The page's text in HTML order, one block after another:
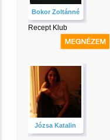
Bokor Zoltánné
Recept Klub
Józsa Katalin